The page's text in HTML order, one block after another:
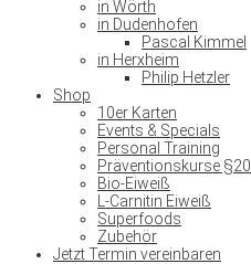
in Wörth
in Dudenhofen
Pascal Kimmel
in Herxheim
Philip Hetzler
Shop
10er Karten
Events & Specials
Personal Training
Präventionskurse §20
Bio-Eiweiß
L-Carnitin Eiweiß
Superfoods
Zubehör
Jetzt Termin vereinbaren